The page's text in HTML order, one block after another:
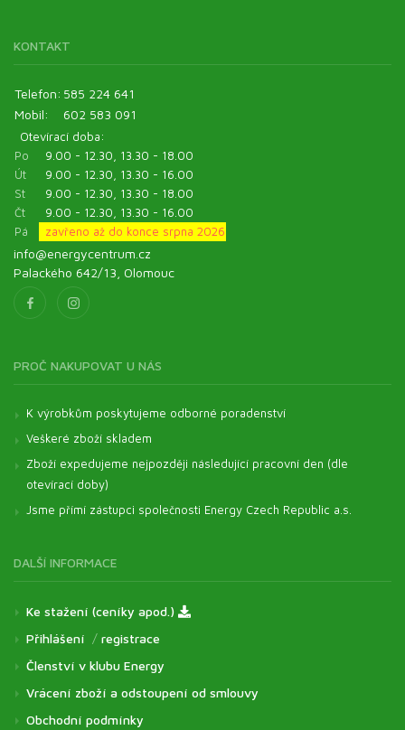
KONTAKT
Telefon: 585 224 641
Mobil:
602 583 091
Otevírací doba:
Po
9.00 - 12.30, 13.30 - 18.00
Út
9.00 - 12.30, 13.30 - 16.00
St
9.00 - 12.30, 13.30 - 18.00
Čt
9.00 - 12.30, 13.30 - 16.00
Pá
zavřeno až do konce srpna 2026
info@energycentrum.cz
Palackého 642/13, Olomouc
PROČ NAKUPOVAT U NÁS
K výrobkům poskytujeme odborné poradenství
Veškeré zboží skladem
Zboží expedujeme nejpozději následující pracovní den (dle
otevírací doby)
Jsme přímí zástupci společnosti Energy Czech Republic a.s.
DALŠÍ INFORMACE
Ke stažení (ceníky apod.)
Přihlášení / registrace
Členství v klubu Energy
Vrácení zboží a odstoupení od smlouvy
Obchodní podmínky